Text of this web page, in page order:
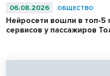
06.08.2026 ОБЩЕСТВО
Нейросети вошли в топ-
сервисов у пассажиров